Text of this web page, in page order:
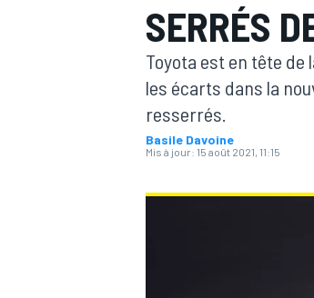
MOTOGP
SERRÉS
Toyota est en tête de
les écarts dans la
resserrés.
Basile Davoine
Mis à jour: 15 août 2021, 11:15